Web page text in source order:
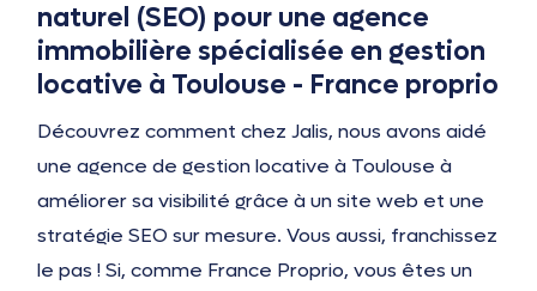
naturel (SEO) pour une agence
immobilière spécialisée en gestion
locative à Toulouse - France proprio
Découvrez comment chez Jalis, nous avons aidé
une agence de gestion locative à Toulouse à
améliorer sa visibilité grâce à un site web et une
stratégie SEO sur mesure. Vous aussi, franchissez
le pas ! Si, comme France Proprio, vous êtes un